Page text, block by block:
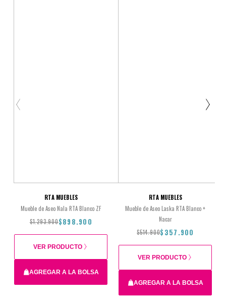
RTA MUEBLES
Mueble de Aseo Nala RTA Blanco ZF
$1.293.900$898.900
AGREGAR A LA BOLSA
VER PRODUCTO
RTA MUEBLES
Mueble de Aseo Laska RTA Blanco +
Nacar
$514.900$357.900
AGREGAR A LA BOLSA
VER PRODUCTO